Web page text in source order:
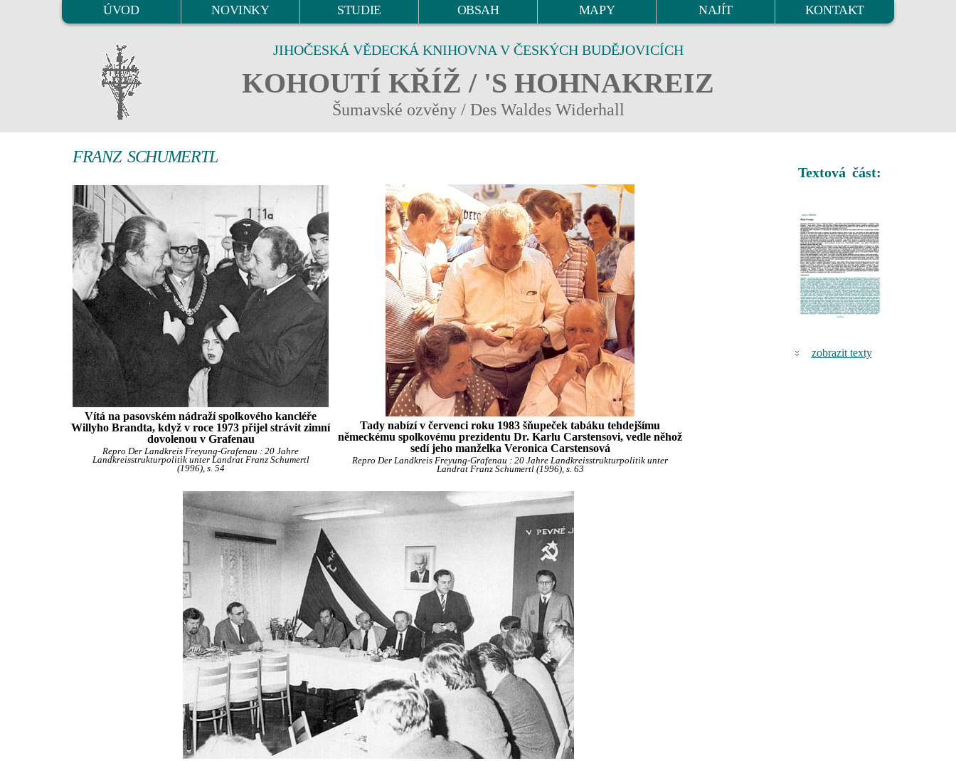
ÚVOD NOVINKY STUDIE OBSAH MAPY NAJÍT KONTAKT
JIHOČESKÁ VĚDECKÁ KNIHOVNA V ČESKÝCH BUDĚJOVICÍCH
KOHOUTÍ KŘÍŽ / 'S HOHNAKREIZ
Šumavské ozvěny / Des Waldes Widerhall
FRANZ SCHUMERTL
Vítá na pasovském nádraží spolkového kancléře
Willyho Brandta, když v roce 1973 přijel strávit zimní
dovolenou v Grafenau
Repro Der Landkreis Freyung-Grafenau : 20 Jahre
Landkreisstrukturpolitik unter Landrat Franz Schumertl
(1996), s. 54
Tady nabízí v červenci roku 1983 šňupeček tabáku tehdejšímu
německému spolkovému prezidentu Dr. Karlu Carstensovi, vedle něhož
sedí jeho manželka Veronica Carstensová
Repro Der Landkreis Freyung-Grafenau : 20 Jahre Landkreisstrukturpolitik unter
Landrat Franz Schumertl (1996), s. 63
Textová část:
zobrazit texty